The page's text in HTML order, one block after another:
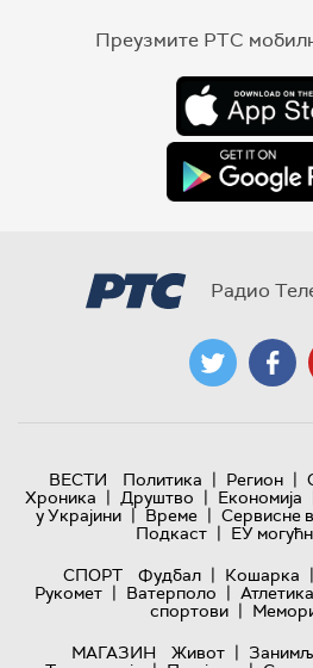
Преузмите РТС
Радио
ВЕСТИ Политика | Регион |
Хроника | Друштво | Економија
у Украјини | Време | Сервисне
Подкаст | ЕУ
СПОРТ
Фудбал | Кошарка |
Рукомет | Ватерполо | Атлетика
спортови |
МАГАЗИН
Живот |